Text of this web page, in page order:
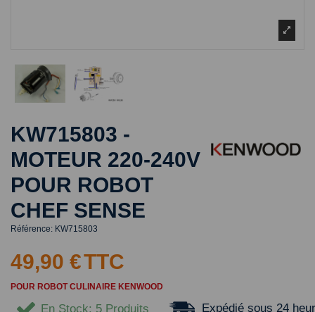
KW715803 -
MOTEUR 220-240V
POUR ROBOT
CHEF SENSE
Référence: KW715803
49,90 €TTC
POUR ROBOT CULINAIRE KENWOOD
En Stock: 5 Produits Expédié sous 24